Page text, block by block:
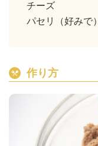
チーズ
パセリ（好みで）
作り方